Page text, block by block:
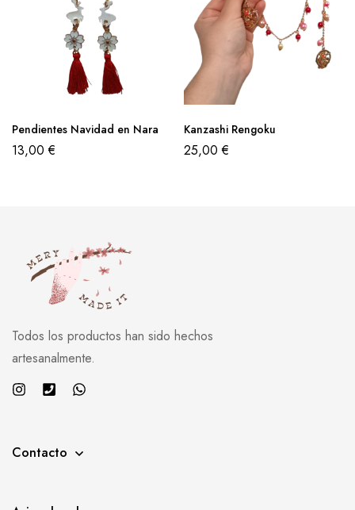
Pendientes Navidad en Nara
13,00€
Kanzashi Rengoku
25,00€
Todos los productos han sido hechos
artesanalmente.
Contacto